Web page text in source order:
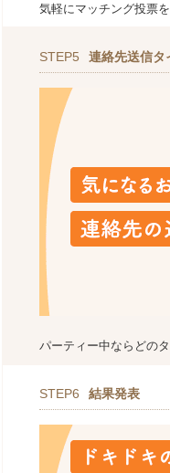
気軽にマッチング投票
STEP5 連絡先送信タ
パーティー中ならどの
STEP6 結果発表